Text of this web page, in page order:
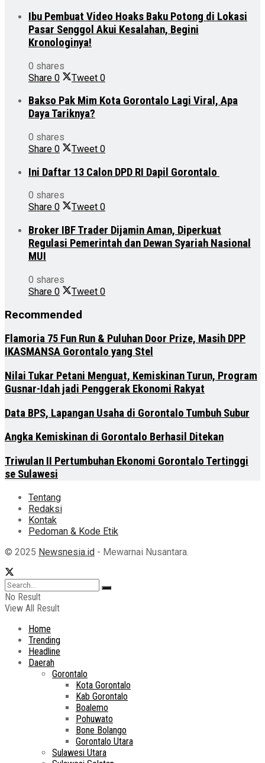
Ibu Pembuat Video Hoaks Baku Potong di Lokasi
Pasar Senggol Akui Kesalahan, Begini
Kronologinya!
0 shares
Share 0 Tweet 0
Bakso Pak Mim Kota Gorontalo Lagi Viral, Apa
Daya Tariknya?
0 shares
Share 0 Tweet 0
Ini Daftar 13 Calon DPD RI Dapil Gorontalo
0 shares
Share 0 Tweet 0
Broker IBF Trader Dijamin Aman, Diperkuat
Regulasi Pemerintah dan Dewan Syariah Nasional
MUI
0 shares
Share 0 Tweet 0
Recommended
Flamoria 75 Fun Run & Puluhan Door Prize, Masih DPP
IKASMANSA Gorontalo yang Stel
Nilai Tukar Petani Menguat, Kemiskinan Turun, Program
Gusnar-Idah jadi Penggerak Ekonomi Rakyat
Data BPS, Lapangan Usaha di Gorontalo Tumbuh Subur
Angka Kemiskinan di Gorontalo Berhasil Ditekan
Triwulan II Pertumbuhan Ekonomi Gorontalo Tertinggi
se Sulawesi
Tentang
Redaksi
Kontak
Pedoman & Kode Etik
© 2025 Newsnesia.id - Mewarnai Nusantara.
No Result
View All Result
Home
Trending
Headline
Daerah
Gorontalo
Kota Gorontalo
Kab Gorontalo
Boalemo
Pohuwato
Bone Bolango
Gorontalo Utara
Sulawesi Utara